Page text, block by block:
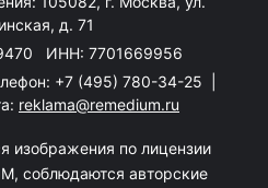
д. 71
ИНН: 7701669956
+7 (495) 780-34-25
reklama@remedium.ru
изображения по лицензии
соблюдаются авторские